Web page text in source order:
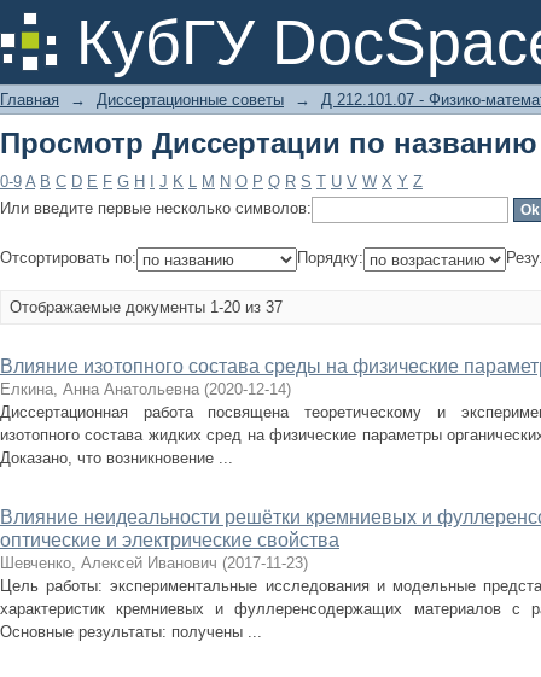
КубГУ
Просмотр Диссертации по названию
Главная → Диссертационные советы → Д 212.101.07 - Физико-
Просмотр Диссертации по названию
0-9 A B C D E F G H J K L M N O P Q R S T U V W X Y Z
Или введите первые несколько символов:
Отсортировать по: Порядку:
Отображаемые документы 1-20 из 37
Влияние изотопного состава среды на физические
Елкина, Анна Анатольевна (2020-12-14)
Диссертационная работа посвящена теоретическому и
изотопного состава жидких сред на физические параметры
Доказано, что возникновение ...
Влияние неидеальности решётки кремниевых и
оптические и электрические свойства
Шевченко, Алексей Иванович (2017-11-23)
Цель работы: экспериментальные исследования и модельные
характеристик кремниевых и фуллеренсодержащих материалов с
Основные результаты: получены ...